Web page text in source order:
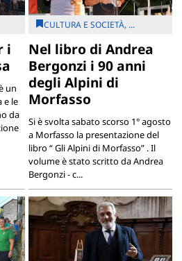
i
un
e le
da
CULTURA E SOCIETÀ, ...
Nel libro di Andrea
Bergonzi i 90 anni
degli Alpini di
Morfasso
Si è svolta sabato scorso 1° agosto
a Morfasso la presentazione del
libro “ Gli Alpini di Morfasso” . Il
volume è stato scritto da Andrea
Bergonzi - c...